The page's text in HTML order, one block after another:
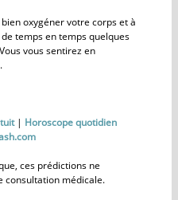
oxygéner votre corps et à
temps en temps quelques
vous sentirez en
| Horoscope quotidien
ces prédictions ne
consultation médicale.